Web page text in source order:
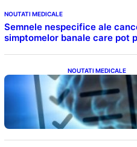
NOUTATI MEDICALE
Semnele nespecifice ale
simptomelor banale care pot
NOUTATI MEDICALE
Inteligența
ridicat care nu